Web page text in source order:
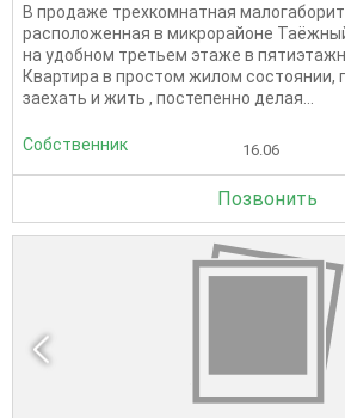
В продаже трехкомнатная
расположенная в микрорайоне
на удобном третьем этаже в
Квартира в простом жилом состоянии,
заехать и жить , постепенно делая...
Собственник 16.06
Позвонить